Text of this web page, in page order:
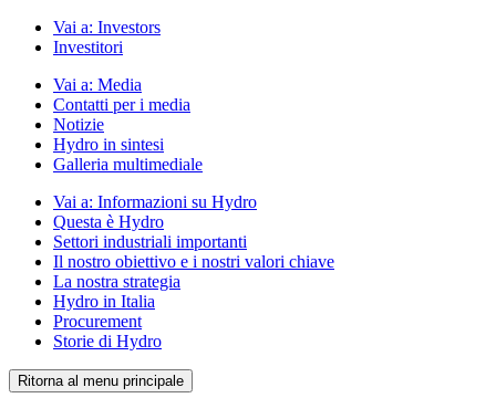
Vai a: Investors
Investitori
Vai a: Media
Contatti per i media
Notizie
Hydro in sintesi
Galleria multimediale
Vai a: Informazioni su Hydro
Questa è Hydro
Settori industriali importanti
Il nostro obiettivo e i nostri valori chiave
La nostra strategia
Hydro in Italia
Procurement
Storie di Hydro
Ritorna al menu principale